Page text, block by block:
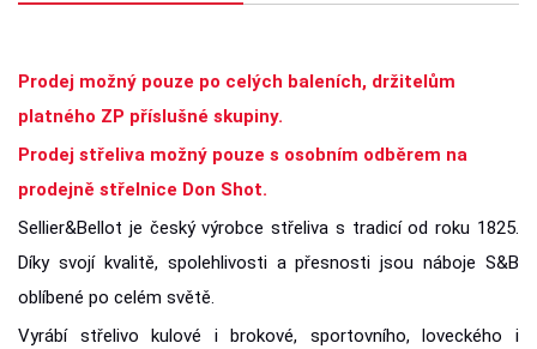
Prodej možný pouze po celých baleních, držitelům
platného ZP příslušné skupiny.
Prodej střeliva možný pouze s osobním odběrem na
prodejně střelnice Don Shot.
Sellier&Bellot je český výrobce střeliva s tradicí od roku 1825.
Díky svojí kvalitě, spolehlivosti a přesnosti jsou náboje S&B
oblíbené po celém světě.
Vyrábí střelivo kulové i brokové, sportovního, loveckého i